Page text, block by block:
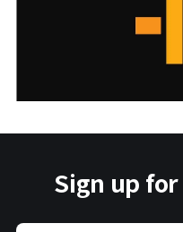
Sign up